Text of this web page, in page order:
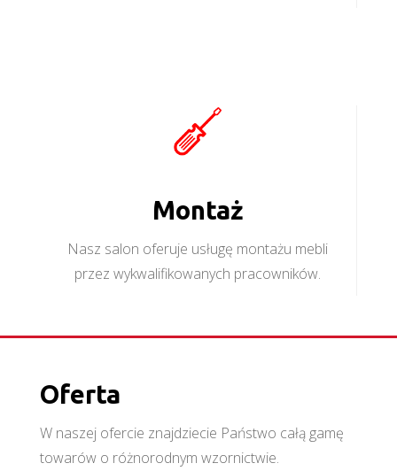
Montaż
Nasz salon oferuje usługę montażu mebli
przez wykwalifikowanych pracowników.
Oferta
W naszej ofercie znajdziecie Państwo całą gamę
towarów o różnorodnym wzornictwie.